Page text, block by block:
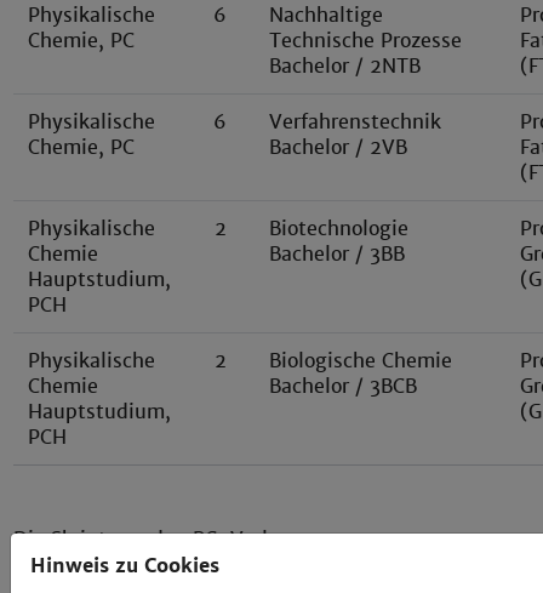
Physikalische
Chemie, PC
6
Nachhaltige
Technische Prozesse
Bachelor / 2NTB
Physikalische
Chemie, PC
6
Verfahrenstechnik
Bachelor / 2VB
Physikalische
Chemie
Hauptstudium,
PCH
2
Biotechnologie
Bachelor / 3BB
Physikalische
Chemie
Hauptstudium,
PCH
2
Biologische Chemie
Bachelor / 3BCB
Die Skripte zu den PC-Vorlesungen
finden Sie auf der Lernplattform
Hinweis zu Cookies